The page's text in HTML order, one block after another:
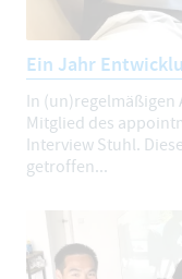
Ein Jahr
In (un)regelmäßigen
Mitglied des
Interview Stuhl.
getroffen...